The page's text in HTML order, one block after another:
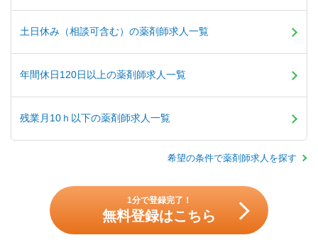
土日休み（相談可含む）の薬剤師求人一覧
年間休日120日以上の薬剤師求人一覧
残業月10ｈ以下の薬剤師求人一覧
希望の条件で薬剤師求人を探す
1分で登録完了！
無料登録はこちら